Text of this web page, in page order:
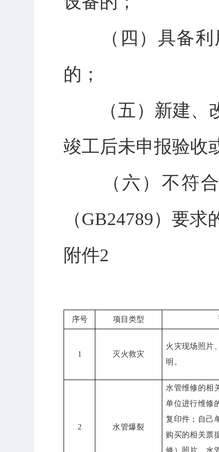
（四）具备利
的；
（五）新建、改
竣工后未申报验收
（六）不符合
（GB24789）要
附件2
序号 项目类型
1 灭火救灾
火灾现场照片
明。
2 水管爆裂
水管维修的相
单位进行维修
复印件；自己
购买的相关票
修）照片、水